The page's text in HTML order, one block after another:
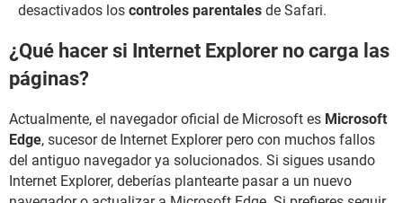
desactivados los controles parentales de Safari.
¿Qué hacer si Internet Explorer no carga las
páginas?
Actualmente, el navegador oficial de Microsoft es Microsoft
Edge, sucesor de Internet Explorer pero con muchos fallos
del antiguo navegador ya solucionados. Si sigues usando
Internet Explorer, deberías plantearte pasar a un nuevo